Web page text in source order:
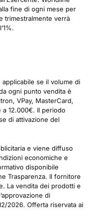
fine di ogni mese per
trimestralmente verrà
se il volume di
ogni punto vendita è
VPay, MasterCard,
12.000€. Il periodo
di attivazione del
e viene diffuso
economiche e
disponibile
Trasparenza. Il fornitore
La vendita dei prodotti e
di
2026. Offerta riservata ai